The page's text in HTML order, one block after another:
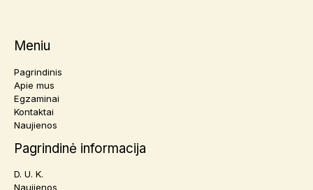
Meniu
Pagrindinis
Apie mus
Egzaminai
Kontaktai
Naujienos
Pagrindinė informacija
D. U. K.
Naujienos